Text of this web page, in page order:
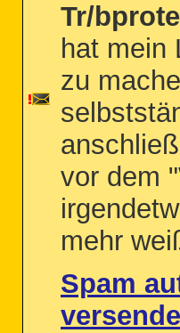
Tr/
hat mein
zu
vor dem
mehr
Spam